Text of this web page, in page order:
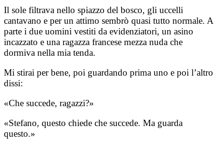
Il sole filtrava nello spiazzo del bosco, gli uccelli
cantavano e per un attimo sembrò quasi tutto normale. A
parte i due uomini vestiti da evidenziatori, un asino
incazzato e una ragazza francese mezza nuda che
dormiva nella mia tenda.
Mi stirai per bene, poi guardando prima uno e poi l’altro
dissi:
«Che succede, ragazzi?»
«Stefano, questo chiede che succede. Ma guarda
questo.»